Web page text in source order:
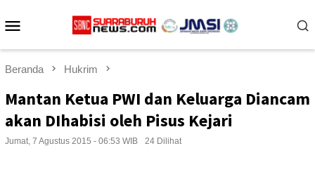
ke
Beranda Hukrim
Mantan Ketua PWI dan Keluarga Diancam
akan DIhabisi oleh Pisus Kejari
Jumat, 7 Agustus 2015 - 06:53 WIB 24 Dilihat